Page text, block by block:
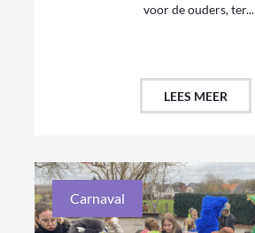
voor de ouders, ter...
LEES MEER
Carnaval